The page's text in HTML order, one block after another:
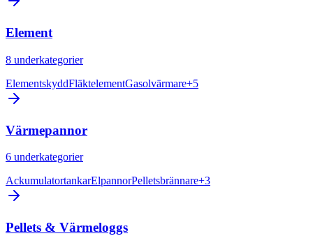
Element
8 underkategorier
ElementskyddFläktelementGasolvärmare+5
Värmepannor
6 underkategorier
AckumulatortankarElpannorPelletsbrännare+3
Pellets & Värmeloggs